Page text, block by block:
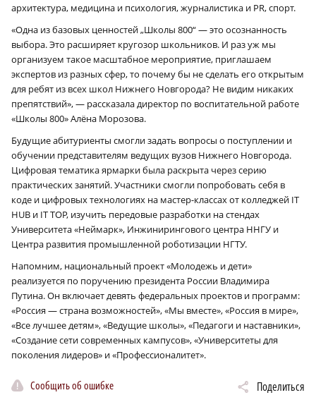
архитектура, медицина и психология, журналистика и PR, спорт.
«Одна из базовых ценностей „Школы 800“ — это осознанность
выбора. Это расширяет кругозор школьников. И раз уж мы
организуем такое масштабное мероприятие, приглашаем
экспертов из разных сфер, то почему бы не сделать его открытым
для ребят из всех школ Нижнего Новгорода? Не видим никаких
препятствий», — рассказала директор по воспитательной работе
«Школы 800» Алёна Морозова.
Будущие абитуриенты смогли задать вопросы о поступлении и
обучении представителям ведущих вузов Нижнего Новгорода.
Цифровая тематика ярмарки была раскрыта через серию
практических занятий. Участники смогли попробовать себя в
коде и цифровых технологиях на мастер-классах от колледжей IT
HUB и IT TOP, изучить передовые разработки на стендах
Университета «Неймарк», Инжинирингового центра ННГУ и
Центра развития промышленной роботизации НГТУ.
Напомним, национальный проект «Молодежь и дети»
реализуется по поручению президента России Владимира
Путина. Он включает девять федеральных проектов и программ:
«Россия — страна возможностей», «Мы вместе», «Россия в мире»,
«Все лучшее детям», «Ведущие школы», «Педагоги и наставники»,
«Создание сети современных кампусов», «Университеты для
поколения лидеров» и «Профессионалитет».
Сообщить об ошибке Поделиться